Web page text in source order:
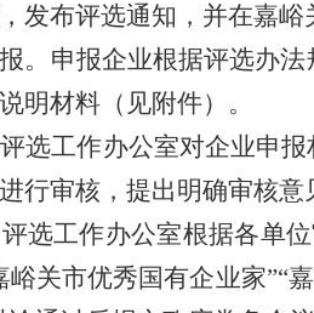
发布评选通知，并在嘉
报。申报企业根据评选办
明材料（见附件）。
评选工作办公室对企业申
行审核，提出明确审核意
评选工作办公室根据各单
峪关市优秀国有企业家”“